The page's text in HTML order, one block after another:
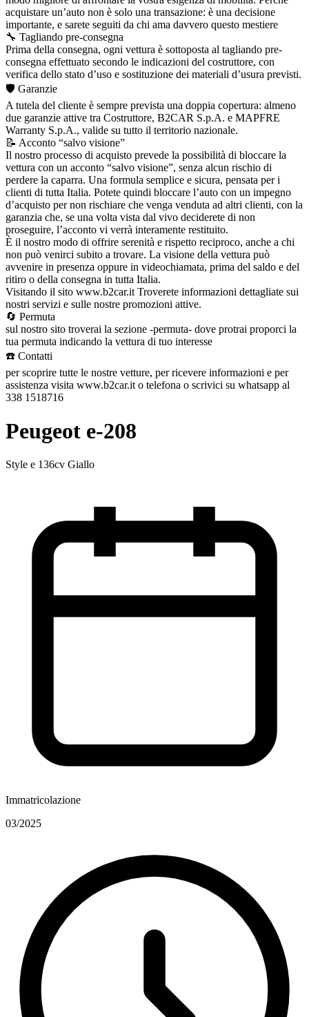
acquistare un’auto non è solo una transazione: è una decisione
importante, e sarete seguiti da chi ama davvero questo mestiere
🔧 Tagliando pre-consegna
Prima della consegna, ogni vettura è sottoposta al tagliando pre-
consegna effettuato secondo le indicazioni del costruttore, con
verifica dello stato d’uso e sostituzione dei materiali d’usura previsti.
🛡️ Garanzie
A tutela del cliente è sempre prevista una doppia copertura: almeno
due garanzie attive tra Costruttore, B2CAR S.p.A. e MAPFRE
Warranty S.p.A., valide su tutto il territorio nazionale.
📝 Acconto “salvo visione”
Il nostro processo di acquisto prevede la possibilità di bloccare la
vettura con un acconto “salvo visione”, senza alcun rischio di
perdere la caparra. Una formula semplice e sicura, pensata per i
clienti di tutta Italia. Potete quindi bloccare l’auto con un impegno
d’acquisto per non rischiare che venga venduta ad altri clienti, con la
garanzia che, se una volta vista dal vivo deciderete di non
proseguire, l’acconto vi verrà interamente restituito.
È il nostro modo di offrire serenità e rispetto reciproco, anche a chi
non può venirci subito a trovare. La visione della vettura può
avvenire in presenza oppure in videochiamata, prima del saldo e del
ritiro o della consegna in tutta Italia.
Visitando il sito www.b2car.it Troverete informazioni dettagliate sui
nostri servizi e sulle nostre promozioni attive.
🔄 Permuta
sul nostro sito troverai la sezione -permuta- dove protrai proporci la
tua permuta indicando la vettura di tuo interesse
☎️ Contatti
per scoprire tutte le nostre vetture, per ricevere informazioni e per
assistenza visita www.b2car.it o telefona o scrivici su whatsapp al
338 1518716
Peugeot e-208
Style e 136cv Giallo
Immatricolazione
03/2025